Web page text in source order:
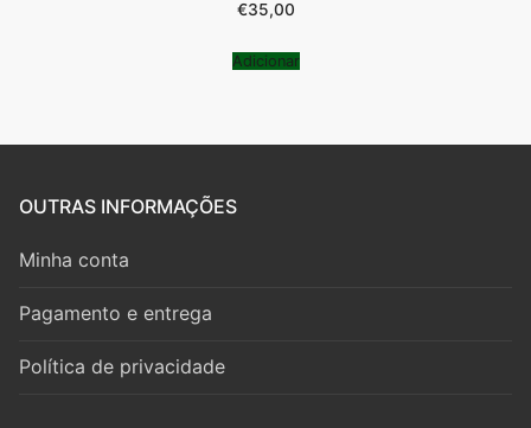
€35,00
Adicionar
OUTRAS INFORMAÇÕES
Minha conta
Pagamento e entrega
Política de privacidade